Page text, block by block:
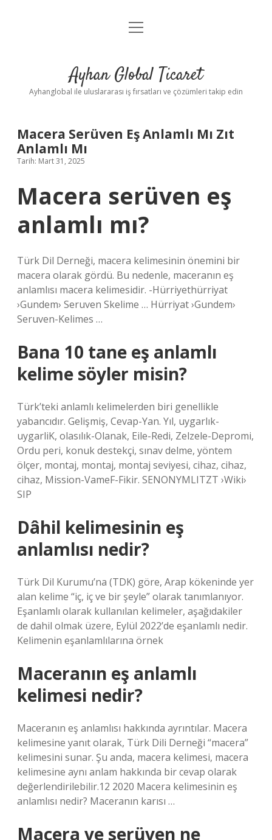
Anasayfa
Yasal Uyarı
menüyü
Ayhan Global Ticaret
Ayhanglobal ile uluslararası iş fırsatları ve çözümleri takip edin
Macera Serüven Eş Anlamlı Mı Zıt
Anlamlı Mı
Tarih: Mart 31, 2025
Macera serüven eş
anlamlı mı?
Türk Dil Derneği, macera kelimesinin önemini bir
macera olarak gördü. Bu nedenle, maceranın eş
anlamlısı macera kelimesidir. -Hürriyethürriyat
›Gundem› Seruven Skelime … Hürriyat ›Gundem›
Seruven-Kelimes …
Bana 10 tane eş anlamlı
kelime söyler misin?
Türk’teki anlamlı kelimelerden biri genellikle
yabancıdır. Gelişmiş, Cevap-Yan. Yıl, uygarlık-
uygarliK, olasılık-Olanak, Eile-Redi, Zelzele-Depromi,
Ordu peri, konuk destekçi, sınav delme, yöntem
ölçer, montaj, montaj, montaj seviyesi, cihaz, cihaz,
cihaz, Mission-VameF-Fikir. SENONYMLITZT ›Wiki›
SIP
Dâhil kelimesinin eş
anlamlısı nedir?
Türk Dil Kurumu’na (TDK) göre, Arap kökeninde yer
alan kelime “iç, iç ve bir şeyle” olarak tanımlanıyor.
Eşanlamlı olarak kullanılan kelimeler, aşağıdakiler
de dahil olmak üzere, Eylül 2022’de eşanlamlı nedir.
Kelimenin eşanlamlılarına örnek
Maceranın eş anlamlı
kelimesi nedir?
Maceranın eş anlamlısı hakkında ayrıntılar. Macera
kelimesine yanıt olarak, Türk Dili Derneği “macera”
kelimesini sunar. Şu anda, macera kelimesi, macera
kelimesine aynı anlam hakkında bir cevap olarak
değerlendirilebilir.12 2020 Macera kelimesinin eş
anlamlısı nedir? Maceranın karısı …
Macera ve serüven ne